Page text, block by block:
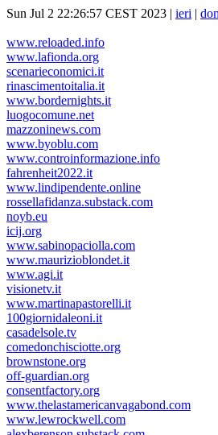
Sun Jul 2 22:26:57 CEST 2023 | ieri |
www.reloaded.info
www.lafionda.org
scenarieconomici.it
rinascimentoitalia.it
www.bordernights.it
luogocomune.net
mazzoninews.com
www.byoblu.com
www.controinformazione.info
fahrenheit2022.it
www.lindipendente.online
rossellafidanza.substack.com
noyb.eu
icij.org
www.sabinopaciolla.com
www.maurizioblondet.it
www.agi.it
visionetv.it
www.martinapastorelli.it
100giornidaleoni.it
casadelsole.tv
comedonchisciotte.org
brownstone.org
off-guardian.org
consentfactory.org
www.thelastamericanvagabond.com
www.lewrockwell.com